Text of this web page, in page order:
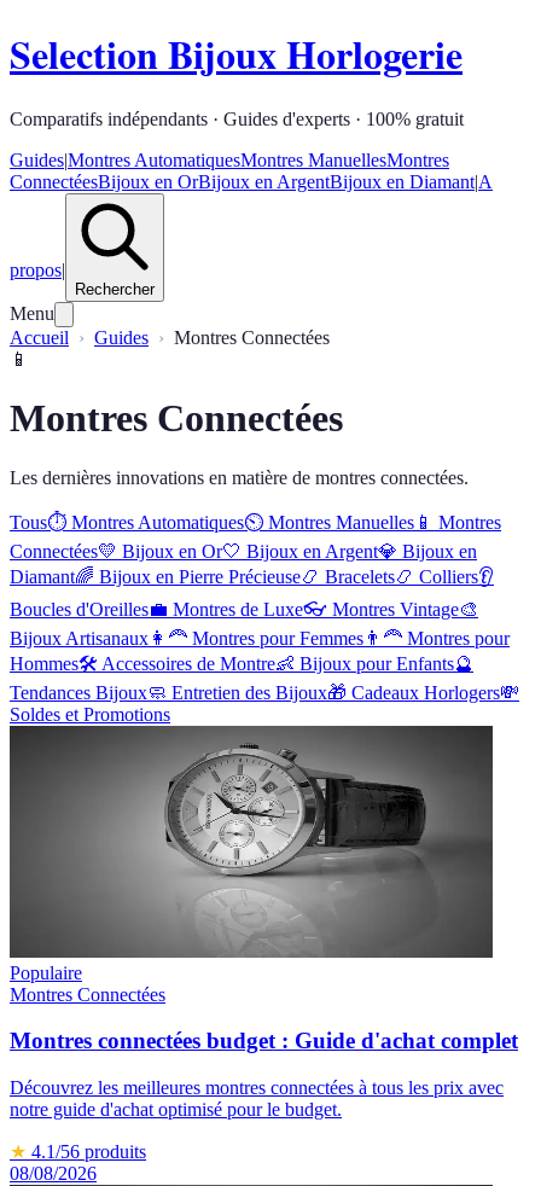
Selection Bijoux Horlogerie
Comparatifs indépendants · Guides d'experts · 100% gratuit
Guides|Montres AutomatiquesMontres ManuellesMontres
ConnectéesBijoux en OrBijoux en ArgentBijoux en Diamant|A
propos|
Rechercher
Menu
Accueil
Guides
Montres Connectées
📱
Montres Connectées
Les dernières innovations en matière de montres connectées.
Tous⏱️ Montres Automatiques⏲️ Montres Manuelles 📱 Montres
Connectées💛 Bijoux en Or🤍 Bijoux en Argent💎 Bijoux en
Diamant🌈 Bijoux en Pierre Précieuse📿 Bracelets📿 Colliers👂
Boucles d'Oreilles💼 Montres de Luxe👓 Montres Vintage🎨
Bijoux Artisanaux 👩‍🦰 Montres pour Femmes 👨‍🦰 Montres pour
Hommes🛠️ Accessoires de Montre👶 Bijoux pour Enfants🔮
Tendances Bijoux🧼 Entretien des Bijoux🎁 Cadeaux Horlogers💸
Soldes et Promotions
Populaire
Montres Connectées
Montres connectées budget : Guide d'achat complet
Découvrez les meilleures montres connectées à tous les prix avec
notre guide d'achat optimisé pour le budget.
★ 4.1/56 produits
08/08/2026